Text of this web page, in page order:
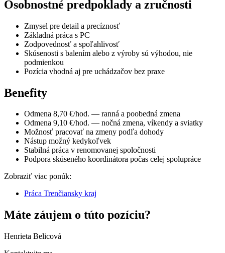
Osobnostné predpoklady a zručnosti
Zmysel pre detail a precíznosť
Základná práca s PC
Zodpovednosť a spoľahlivosť
Skúsenosti s balením alebo z výroby sú výhodou, nie
podmienkou
Pozícia vhodná aj pre uchádzačov bez praxe
Benefity
Odmena 8,70 €/hod. — ranná a poobedná zmena
Odmena 9,10 €/hod. — nočná zmena, víkendy a sviatky
Možnosť pracovať na zmeny podľa dohody
Nástup možný kedykoľvek
Stabilná práca v renomovanej spoločnosti
Podpora skúseného koordinátora počas celej spolupráce
Zobraziť viac ponúk:
Práca Trenčiansky kraj
Máte záujem o túto pozíciu?
Henrieta Belicová